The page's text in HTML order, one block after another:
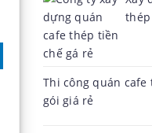
Thi công quán
gói giá rẻ